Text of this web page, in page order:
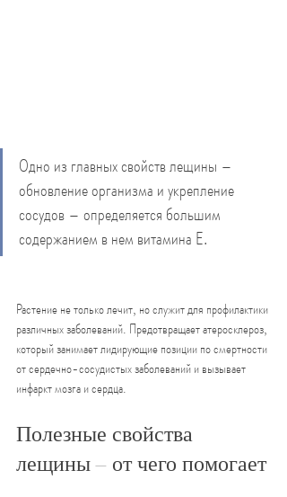
Одно из главных свойств лещины –
обновление организма и укрепление
сосудов – определяется большим
содержанием в нем витамина Е.
Растение не только лечит, но служит для профилактики
различных заболеваний. Предотвращает атеросклероз,
который занимает лидирующие позиции по смертности
от сердечно-сосудистых заболеваний и вызывает
инфаркт мозга и сердца.
Полезные свойства
лещины – от чего помогает